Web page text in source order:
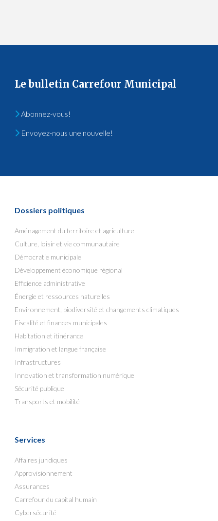
Le bulletin Carrefour Municipal
Abonnez-vous!
Envoyez-nous une nouvelle!
Dossiers politiques
Aménagement du territoire et agriculture
Culture, loisir et vie communautaire
Démocratie municipale
Développement économique régional
Efficience administrative
Énergie et ressources naturelles
Environnement, biodiversité et changements climatiques
Fiscalité et finances municipales
Habitation et itinérance
Immigration et langue française
Infrastructures
Innovation et transformation numérique
Sécurité publique
Transports et mobilité
Services
Affaires juridiques
Approvisionnement
Assurances
Carrefour du capital humain
Cybersécurité